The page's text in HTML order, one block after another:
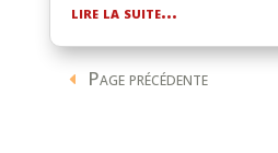
lire la suite...
Page précédente